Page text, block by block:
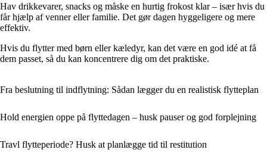
Hav drikkevarer, snacks og måske en hurtig frokost klar – især hvis du
får hjælp af venner eller familie. Det gør dagen hyggeligere og mere
effektiv.
Hvis du flytter med børn eller kæledyr, kan det være en god idé at få
dem passet, så du kan koncentrere dig om det praktiske.
Fra beslutning til indflytning: Sådan lægger du en realistisk flytteplan
Hold energien oppe på flyttedagen – husk pauser og god forplejning
Travl flytteperiode? Husk at planlægge tid til restitution